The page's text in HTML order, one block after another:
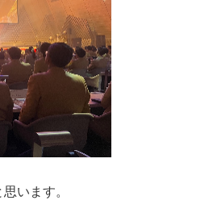
います。